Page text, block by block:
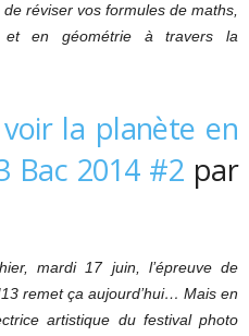
réviser vos formules de maths,
et en géométrie à travers la
la planète en
Bac 2014 #2 par
mardi 17 juin, l’épreuve de
remet ça aujourd’hui… Mais en
artistique du festival photo